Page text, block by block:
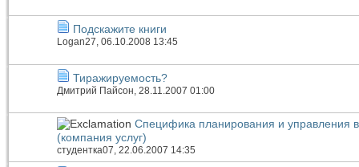
Подскажите книги
Logan27, 06.10.2008 13:45
Тиражируемость?
Дмитрий Пайсон , 28.11.2007 01:00
Специфика планирования и управления
(компания услуг)
студентка07, 22.06.2007 14:35